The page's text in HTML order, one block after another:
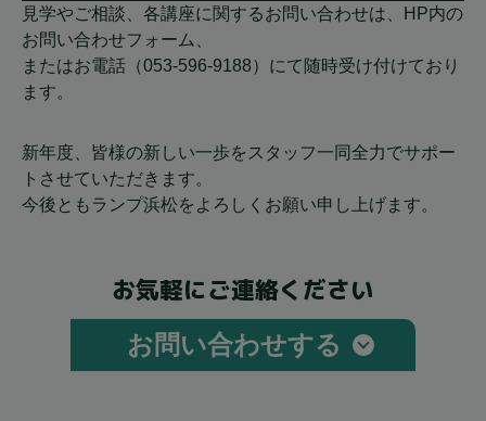
見学やご相談、各講座に関するお問い合わせは、HP内の
お問い合わせフォーム、
またはお電話（053-596-9188）にて随時受け付けており
ます。
新年度、皆様の新しい一歩をスタッフ一同全力でサポー
トさせていただきます。
今後ともランプ浜松をよろしくお願い申し上げます。
お気軽にご連絡ください
お問い合わせする